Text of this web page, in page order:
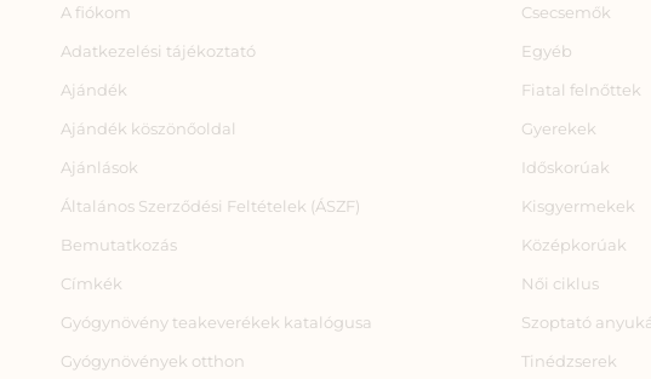
A fiókom
Adatkezelési tájékoztató
Ajándék
Ajándék köszönőoldal
Ajánlások
Általános Szerződési Feltételek (ÁSZF)
Bemutatkozás
Címkék
Gyógynövény teakeverékek katalógusa
Gyógynövények otthon
Csecsemők
Egyéb
Fiatal felnőttek
Gyerekek
Időskorúak
Kisgyermekek
Középkorúak
Női ciklus
Szoptató
Tinédzserek